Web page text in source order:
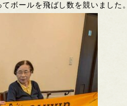
ボールを飛ばし数を競いました。